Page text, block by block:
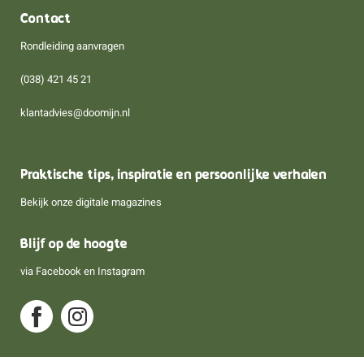
Contact
Rondleiding aanvragen
(038) 421 45 21
klantadvies@doomijn.nl
Praktische tips, inspiratie en persoonlijke verhalen
Bekijk onze digitale magazines
Blijf op de hoogte
via Facebook en Instagram